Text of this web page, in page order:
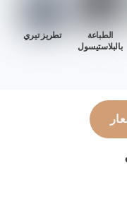
الطباعة
بالبلاستيسول
تطريز تيري